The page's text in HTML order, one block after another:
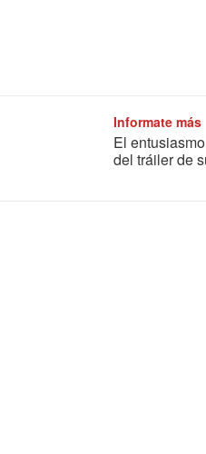
Informate más
El
del tráiler de